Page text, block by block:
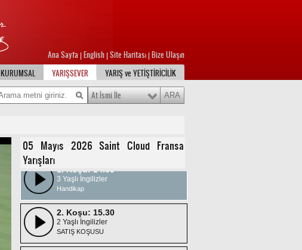
Ana Sayfa English Site Haritası Bize Ulaşın
KURUMSAL
YARIŞSEVER YARIŞ ve YETİŞTİRİCİLİK
At İsmi İle
05 Mayıs 2026 Saint Cloud Fransa
Yarışları
1. Koşu: 14.55
3 Yaşlı İngilizler
Handikap
2. Koşu: 15.30
2 Yaşlı İngilizler
SATIŞ KOŞUSU